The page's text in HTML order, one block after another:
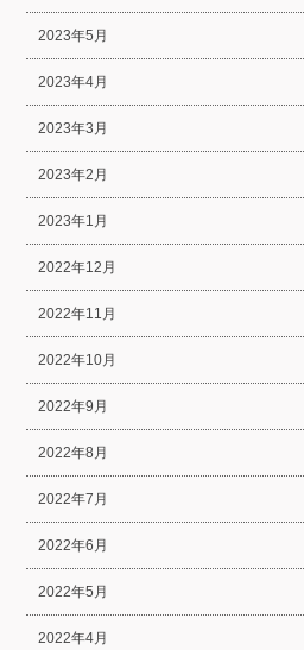
2023年5月
2023年4月
2023年3月
2023年2月
2023年1月
2022年12月
2022年11月
2022年10月
2022年9月
2022年8月
2022年7月
2022年6月
2022年5月
2022年4月